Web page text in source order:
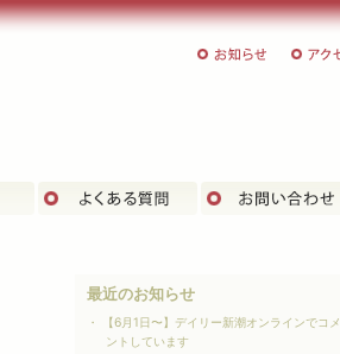
お客様の声 よくある質問
お知らせ
最近のお知らせ
【6月1日〜】デイリー新潮オンラインでコメ
ントしています